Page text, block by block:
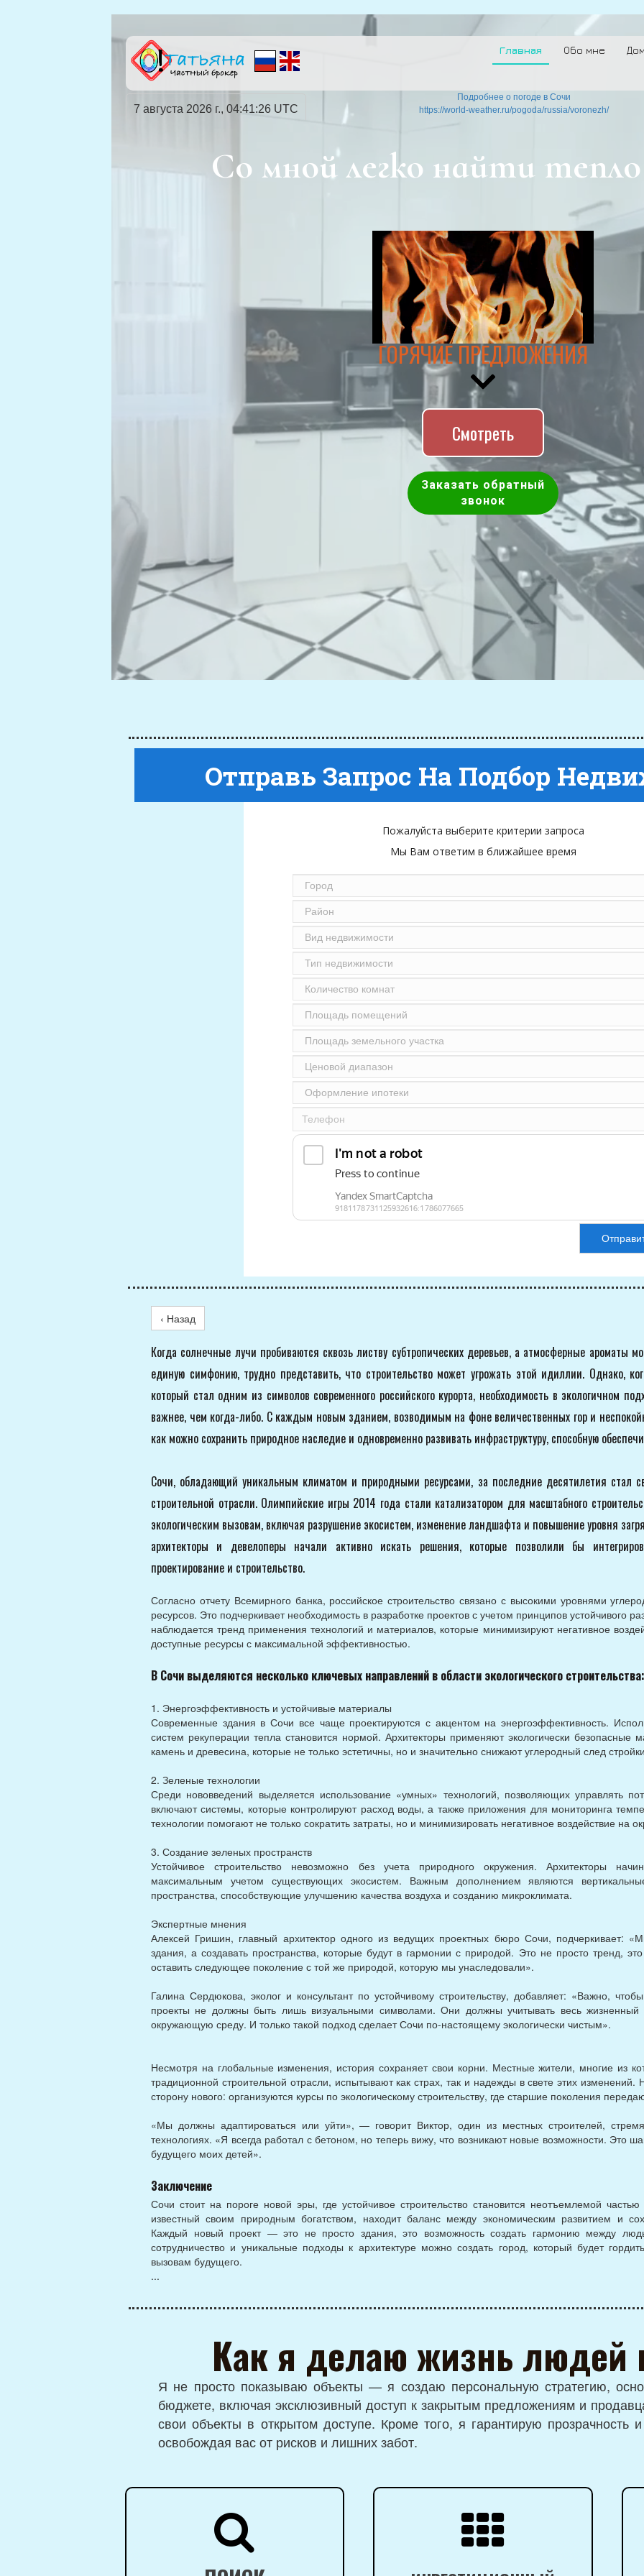
Главная Обо мне
7 августа 2026 г., 04:41:28 UTC
Подробнее о погоде в Сочи
https://world-weather.ru/pogoda/russia/voronezh/
Со мной легко найти
ГОРЯЧИЕ ПРЕДЛОЖЕНИЯ
Смотреть
Заказать обратный
звонок
Отправь Запрос На Подбор
Пожалуйста выберите критерии запроса
Мы Вам ответим в ближайшее время
‹ Назад
Когда солнечные лучи пробиваются сквозь листву субтропических деревьев, а атмосферные ароматы
единую симфонию, трудно представить, что строительство может угрожать этой идиллии. Однако,
который стал одним из символов современного российского курорта, необходимость в экологичном
важнее, чем когда-либо. С каждым новым зданием, возводимым на фоне величественных гор и
как можно сохранить природное наследие и одновременно развивать инфраструктуру, способную
Сочи, обладающий уникальным климатом и природными ресурсами, за последние десятилетия стал
строительной отрасли. Олимпийские игры 2014 года стали катализатором для масштабного
экологическим вызовам, включая разрушение экосистем, изменение ландшафта и повышение уровня
архитекторы и девелоперы начали активно искать решения, которые позволили бы
проектирование и строительство.
Согласно отчету Всемирного банка, российское строительство связано с высокими уровнями
ресурсов. Это подчеркивает необходимость в разработке проектов с учетом принципов устойчивого
наблюдается тренд применения технологий и материалов, которые минимизируют негативное
доступные ресурсы с максимальной эффективностью.
В Сочи выделяются несколько ключевых направлений в области экологического строительства:
1. Энергоэффективность и устойчивые материалы
Современные здания в Сочи все чаще проектируются с акцентом на энергоэффективность.
систем рекуперации тепла становится нормой. Архитекторы применяют экологически безопасные
камень и древесина, которые не только эстетичны, но и значительно снижают углеродный след
2. Зеленые технологии
Среди нововведений выделяется использование «умных» технологий, позволяющих управлять
включают системы, которые контролируют расход воды, а также приложения для мониторинга
технологии помогают не только сократить затраты, но и минимизировать негативное воздействие на
3. Создание зеленых пространств
Устойчивое строительство невозможно без учета природного окружения. Архитекторы
максимальным учетом существующих экосистем. Важным дополнением являются
пространства, способствующие улучшению качества воздуха и созданию микроклимата.
Экспертные мнения
Алексей Гришин, главный архитектор одного из ведущих проектных бюро Сочи, подчеркивает:
здания, а создавать пространства, которые будут в гармонии с природой. Это не просто тренд,
оставить следующее поколение с той же природой, которую мы унаследовали».
Галина Сердюкова, эколог и консультант по устойчивому строительству, добавляет: «Важно,
проекты не должны быть лишь визуальными символами. Они должны учитывать весь
окружающую среду. И только такой подход сделает Сочи по-настоящему экологически чистым».
Несмотря на глобальные изменения, история сохраняет свои корни. Местные жители, многие из
традиционной строительной отрасли, испытывают как страх, так и надежды в свете этих
сторону нового: организуются курсы по экологическому строительству, где старшие поколения
«Мы должны адаптироваться или уйти», — говорит Виктор, один из местных строителей,
технологиях. «Я всегда работал с бетоном, но теперь вижу, что возникают новые возможности. Это
будущего моих детей».
Заключение
Сочи стоит на пороге новой эры, где устойчивое строительство становится неотъемлемой частью
известный своим природным богатством, находит баланс между экономическим развитием и
Каждый новый проект — это не просто здания, это возможность создать гармонию между
сотрудничество и уникальные подходы к архитектуре можно создать город, который будет
вызовам будущего.
...
Как я делаю жизнь людей
Я не просто показываю объекты — я создаю персональную стратегию,
бюджете, включая эксклюзивный доступ к закрытым предложениям и
свои объекты в открытом доступе. Кроме того, я гарантирую прозрачность
освобождая вас от рисков и лишних забот.
 